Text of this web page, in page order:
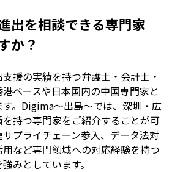
出を相談できる専門家
か？
援の実績を持つ弁護士・会計士・
ベースや日本国内の中国専門家と
。Digima〜出島〜では、深圳・広
持つ専門家をご紹介することが可
プライチェーン参入、データ法対
など専門領域への対応経験を持つ
みとしています。